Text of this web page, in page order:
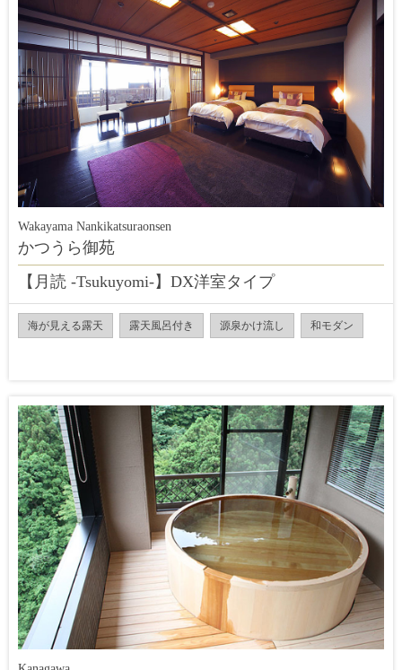
Wakayama Nankikatsuraonsen
かつうら御苑
【月読 -Tsukuyomi-】DX洋室タイプ
海が見える露天 露天風呂付き 源泉かけ流し 和モダン